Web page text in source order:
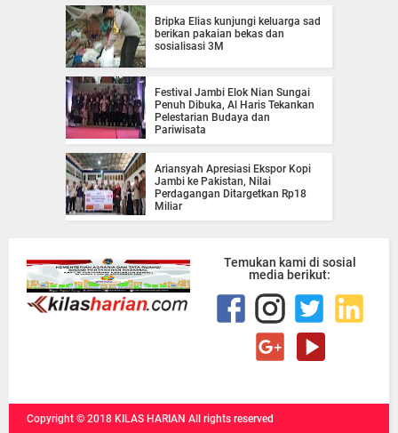
Bripka Elias kunjungi keluarga sad
berikan pakaian bekas dan
sosialisasi 3M
Festival Jambi Elok Nian Sungai
Penuh Dibuka, Al Haris Tekankan
Pelestarian Budaya dan
Pariwisata
Ariansyah Apresiasi Ekspor Kopi
Jambi ke Pakistan, Nilai
Perdagangan Ditargetkan Rp18
Miliar
Temukan kami di sosial
media berikut:
Copyright © 2018 KILAS HARIAN All rights reserved